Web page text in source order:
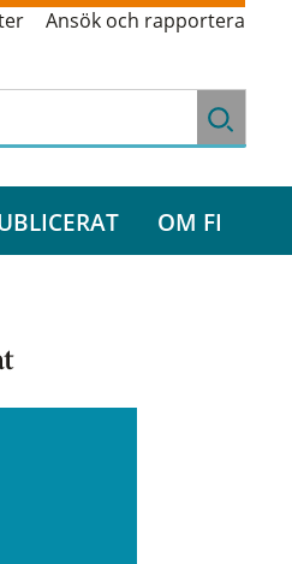
Ansök och rapportera
OM FI